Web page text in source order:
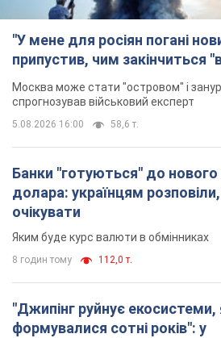
"У мене для росіян погані
припустив, чим закінчиться
Москва може стати "островом" і
спрогнозував військовий експерт
5.08.2026 16:00 58,6 т.
Банки "готуються" до нового
долара: українцям
очікувати
Яким буде курс валюти в обмінниках
8 годин тому 112,0 т.
"Джипінг руйнує екосистеми,
формувалися сотні років": у